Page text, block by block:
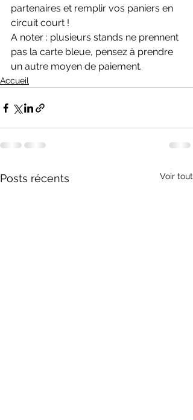
partenaires et remplir vos paniers en
circuit court !
A noter : plusieurs stands ne prennent
pas la carte bleue, pensez à prendre
un autre moyen de paiement.
Accueil
Posts récents Voir tout